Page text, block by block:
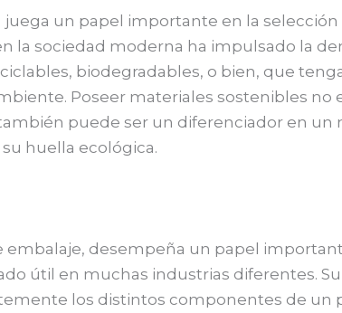
un papel importante en la selección
la sociedad moderna ha impulsado la
biodegradables, o bien, que
Poseer materiales sostenibles no
puede ser un diferenciador en un
huella ecológica.
embalaje, desempeña un papel
útil en muchas industrias diferentes.
los distintos componentes de un